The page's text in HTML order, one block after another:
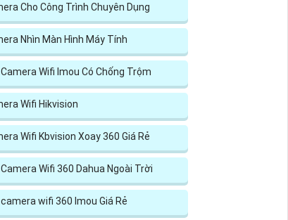
Cho Công Trình Chuyên Dụng
Nhìn Màn Hình Máy Tính
Wifi Imou Có Chống Trộm
Wifi Hikvision
Wifi Kbvision Xoay 360 Giá Rẻ
Wifi 360 Dahua Ngoài Trời
wifi 360 Imou Giá Rẻ